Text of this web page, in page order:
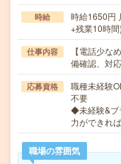
時給
時給1650円
+残業10時間)
仕事内容
【電話少な
備確認、対
応募資格
職種未経験
不要
◆未経験&ブ
力ができれ
職場の雰囲気